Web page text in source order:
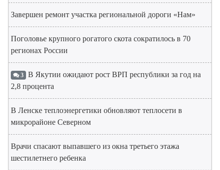
Завершен ремонт участка региональной дороги «Нам»
Поголовье крупного рогатого скота сократилось в 70
регионах России
3 В Якутии ожидают рост ВРП республики за год на
2,8 процента
В Ленске теплоэнергетики обновляют теплосети в
микрорайоне Северном
Врачи спасают выпавшего из окна третьего этажа
шестилетнего ребенка